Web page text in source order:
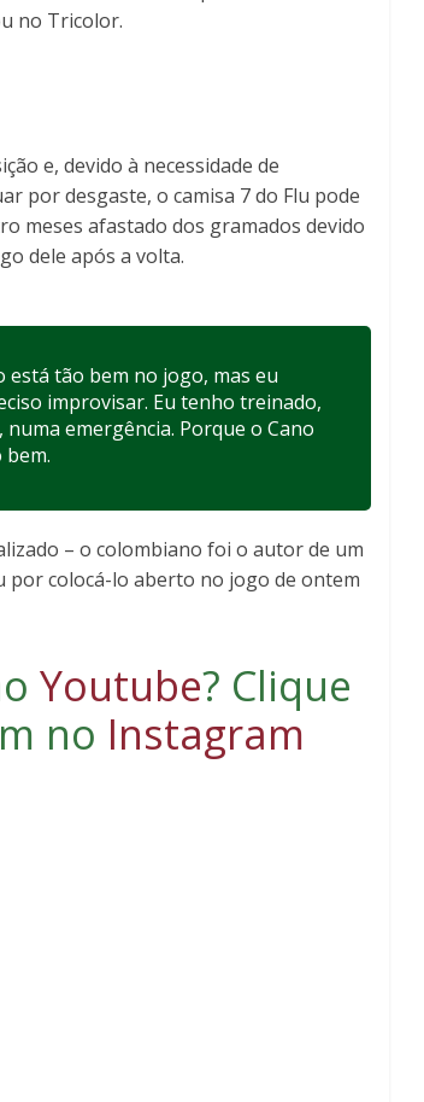
no Tricolor.
e, devido à necessidade de
por desgaste, o camisa 7 do Flu pode
meses afastado dos gramados devido
dele após a volta.
está tão bem no jogo, mas eu
improvisar. Eu tenho treinado,
emergência. Porque o Cano
– o colombiano foi o autor de um
colocá-lo aberto no jogo de ontem
Youtube? Clique
no Instagram